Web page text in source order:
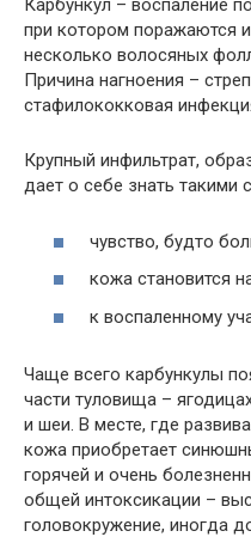
Карбункул – воспаление
при котором поражаются
несколько волосяных
Причина нагноения –
стафилококковая
Крупный инфильтрат,
дает о себе знать такими
чувство, будто
кожа становится
к воспаленному
Чаще всего карбункулы
части туловища –
и шеи. В месте, где
кожа приобретает
горячей и очень
общей интоксикации –
головокружение, иногда